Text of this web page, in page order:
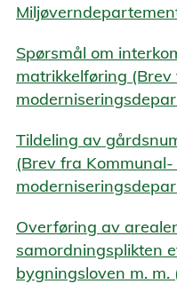
Spørsmål om
matrikkelføring
Tildeling av
(Brev fra Kommunal-
Overføring av
samordningsplikten
bygningsloven m.